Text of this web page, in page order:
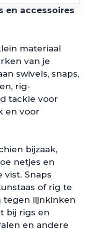
en accessoires
materiaal
van je
swivels, snaps,
rig-
tackle voor
en voor
bijzaak,
netjes en
Snaps
of rig te
tegen lijnkinken
bij rigs en
en andere